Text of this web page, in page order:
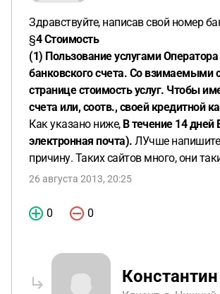
карте на странице оформления заказов.
либо ущерба.(3) Оператор вправе
предоставить Оператору копии
Пользователю до использования
их соответствующим разьяснением и с
соответствующими платными услугами,
Занесение в счет может
пошлины с привлечением третьих лиц
которые могут быть связаны с
нельзя возлагать ответственность за
имеется возможность полностью и
к базе данных). Оператор не берет на
тогда, когда период, в течение
Оператор не отвечает за независяшие
Здравствуйте, написав свой номер
§4 Стоимость
(1) Пользование услугами
банковского счета. Со взимаемыми
странице стоимость услуг. Чтобы
счета или, соотв., своей кредитной
Как указано ниже, В течение 14 дней
электронная почта). ЛУчше напишите
причину. Таких сайтов много, они
26 августа 2013, 20:25
0 0